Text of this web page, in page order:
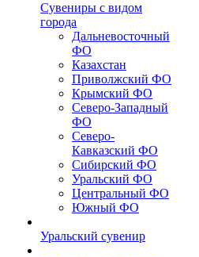
Сувениры с видом
города
Дальневосточный
ФО
Казахстан
Приволжский ФО
Крымский ФО
Северо-Западный
ФО
Северо-
Кавказский ФО
Сибирский ФО
Уральский ФО
Центральный ФО
Южный ФО
Уральский сувенир